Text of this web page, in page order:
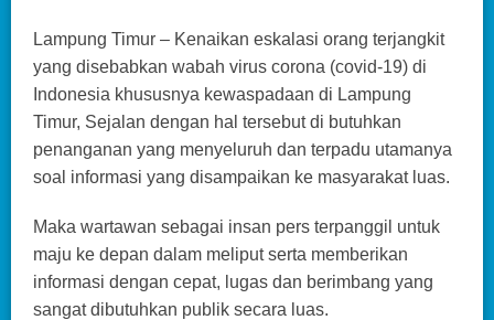
Lampung Timur – Kenaikan eskalasi orang terjangkit
yang disebabkan wabah virus corona (covid-19) di
Indonesia khususnya kewaspadaan di Lampung
Timur, Sejalan dengan hal tersebut di butuhkan
penanganan yang menyeluruh dan terpadu utamanya
soal informasi yang disampaikan ke masyarakat luas.
Maka wartawan sebagai insan pers terpanggil untuk
maju ke depan dalam meliput serta memberikan
informasi dengan cepat, lugas dan berimbang yang
sangat dibutuhkan publik secara luas.